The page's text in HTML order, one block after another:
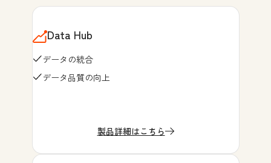
Data Hub
データの統合
データ品質の向上
製品詳細はこちら